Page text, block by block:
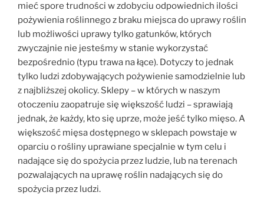
mieć spore trudności w zdobyciu odpowiednich ilości
pożywienia roślinnego z braku miejsca do uprawy roślin
lub możliwości uprawy tylko gatunków, których
zwyczajnie nie jesteśmy w stanie wykorzystać
bezpośrednio (typu trawa na łące). Dotyczy to jednak
tylko ludzi zdobywających pożywienie samodzielnie lub
z najbliższej okolicy. Sklepy – w których w naszym
otoczeniu zaopatruje się większość ludzi – sprawiają
jednak, że każdy, kto się uprze, może jeść tylko mięso. A
większość mięsa dostępnego w sklepach powstaje w
oparciu o rośliny uprawiane specjalnie w tym celu i
nadające się do spożycia przez ludzie, lub na terenach
pozwalających na uprawę roślin nadających się do
spożycia przez ludzi.